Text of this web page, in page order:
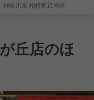
神奈川県 相模原市南区
丘店のほ